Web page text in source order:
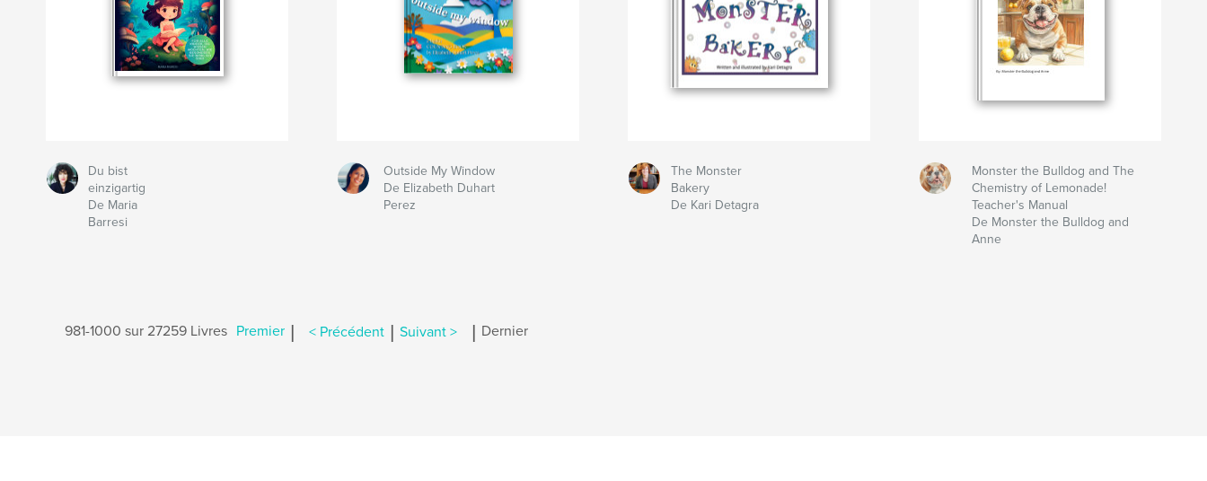
Du bist
einzigartig
De Maria
Barresi
Outside My Window
De Elizabeth Duhart
Perez
The Monster
Bakery
De Kari Detagra
Monster the Bulldog and The
Chemistry of Lemonade!
Teacher's Manual
De Monster the Bulldog and
Anne
981-1000 sur 27259 Livres Premier < Précédent Suivant > Dernier